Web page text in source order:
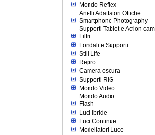
Mondo Reflex
Anelli Adattatori Ottiche
Smartphone Photography
Supporti Tablet e Action cam
Filtri
Fondali e Supporti
Still Life
Repro
Camera oscura
Supporti RIG
Mondo Video
Mondo Audio
Flash
Luci ibride
Luci Continue
Modellatori Luce